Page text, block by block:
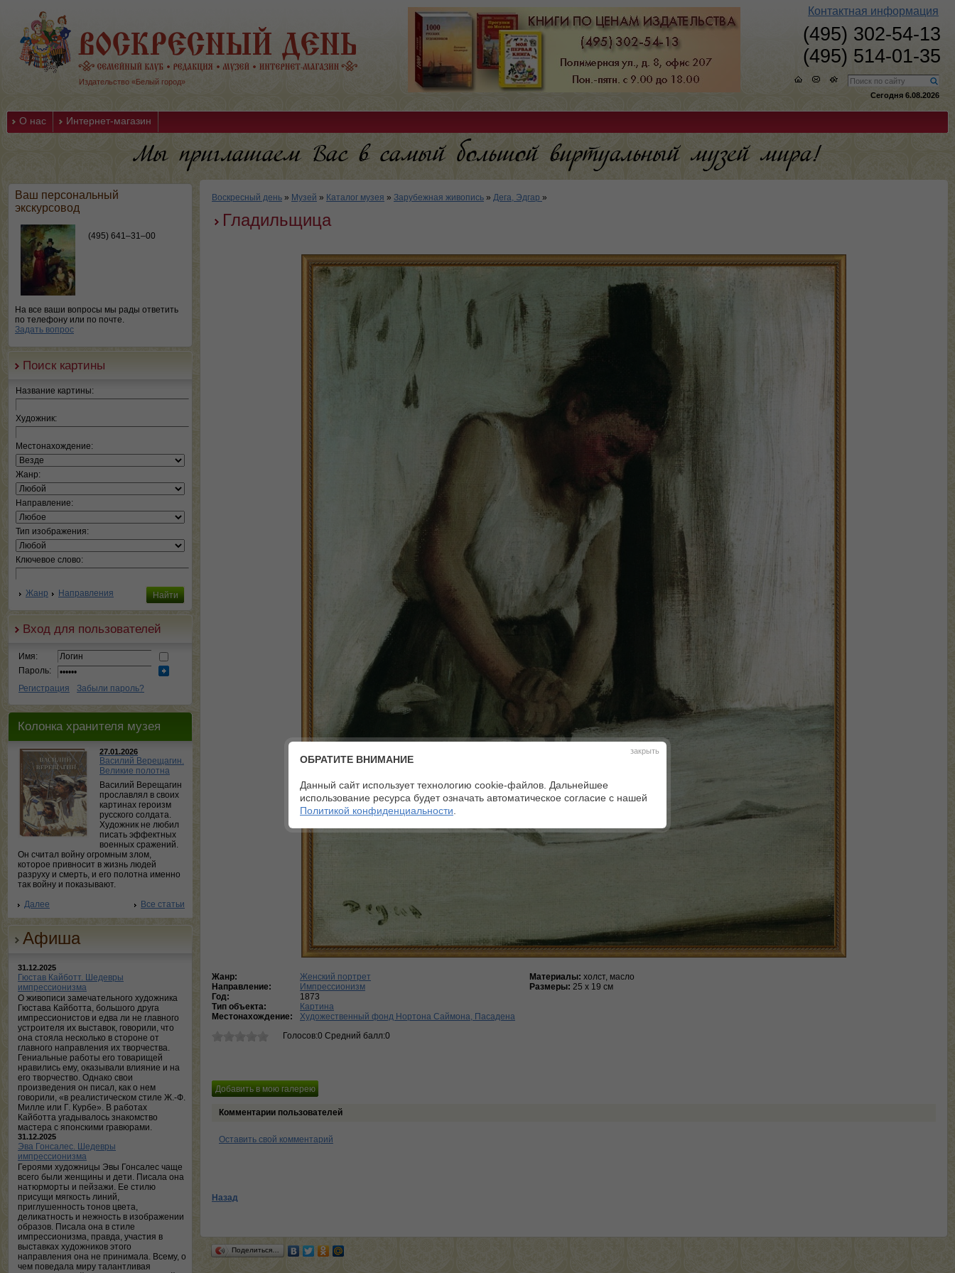
Издательство «Белый город»
Контактная информация
(495) 302-54-13
(495) 514-01-35
Сегодня 6.08.2026
О нас Интернет-магазин
Ваш персональный
экскурсовод
(495) 641–31–00
На все ваши вопросы мы рады ответить
по телефону или по почте.
Задать вопрос
Поиск картины
Название картины:
Художник:
Местонахождение:
Жанр:
Направление:
Тип изображения:
Ключевое слово:
Жанр Направления
Вход для пользователей
Имя:
Пароль:
Регистрация
Забыли пароль?
Колонка хранителя музея
27.01.2026
Василий Верещагин.
Великие полотна
Василий Верещагин
прославлял в своих
картинах героизм
русского солдата.
Художник не любил
писать эффектных
военных сражений.
Он считал войну огромным злом,
которое привносит в жизнь людей
разруху и смерть, и его полотна именно
так войну и показывают.
Далее
Все статьи
Афиша
31.12.2025
Гюстав Кайботт. Шедевры
импрессионизма
О живописи замечательного художника
Гюстава Кайботта, большого друга
импрессионистов и едва ли не главного
устроителя их выставок, говорили, что
она стояла несколько в стороне от
главного направления их творчества.
Гениальные работы его товарищей
нравились ему, оказывали влияние и на
его творчество. Однако свои
произведения он писал, как о нем
говорили, «в реалистическом стиле Ж.-Ф.
Милле или Г. Курбе». В работах
Кайботта угадывалось знакомство
мастера с японскими гравюрами.
31.12.2025
Эва Гонсалес. Шедевры
импрессионизма
Героями художницы Эвы Гонсалес чаще
всего были женщины и дети. Писала она
натюрморты и пейзажи. Ее стилю
присущи мягкость линий,
приглушенность тонов цвета,
деликатность и нежность в изображении
образов. Писала она в стиле
импрессионизма, правда, участия в
выставках художников этого
направления она не принимала. Всему, о
чем поведала миру талантливая
Воскресный день » Музей » Каталог музея » Зарубежная живопись » Дега, Эдгар »
Гладильщица
Жанр:
Женский портрет
Направление:
Импрессионизм
Год:
1873
Тип объекта:
Картина
Местонахождение:
Художественный фонд Нортона Саймона, Пасадена
Голосов:0 Средний балл:0
Материалы: холст, масло
Размеры: 25 х 19 см
Комментарии пользователей
Оставить свой комментарий
Назад
Поделиться…
закрыть
ОБРАТИТЕ ВНИМАНИЕ
Данный сайт использует технологию cookie-файлов. Дальнейшее
использование ресурса будет означать автоматическое согласие с нашей
Политикой конфиденциальности